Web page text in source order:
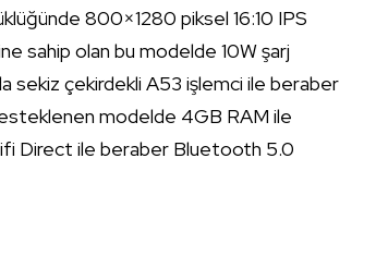
800×1280 piksel 16:10 IPS
sahip olan bu modelde 10W şarj
sekiz çekirdekli A53 işlemci ile beraber
modelde 4GB RAM ile
Direct ile beraber Bluetooth 5.0